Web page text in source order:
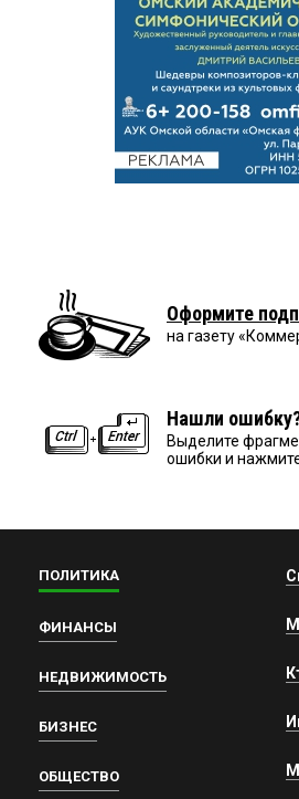
Оформите
на газету
Нашли
Выделите
ошибки и
ПОЛИТИКА
ФИНАНСЫ
НЕДВИЖИМОСТЬ
БИЗНЕС
ОБЩЕСТВО